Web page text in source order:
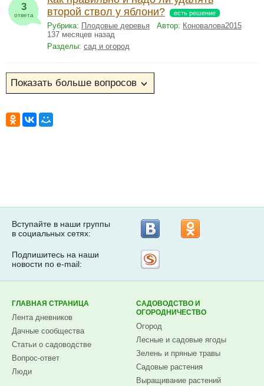
3
ответа
второй ствол у яблони?
есть решение
Рубрика: Плодовые деревья Автор: Коновалова2015
137 месяцев назад
Разделы: сад и огород
Вступайте в наши группы
в социальных сетях:
Подпишитесь на наши
новости по e-mail:
ГЛАВНАЯ СТРАНИЦА
Лента дневников
Дачные сообщества
Статьи о садоводстве
Вопрос-ответ
Люди
САДОВОДСТВО И
ОГОРОДНИЧЕСТВО
Огород
Лесные и садовые ягоды
Зелень и пряные травы
Садовые растения
Выращивание растений